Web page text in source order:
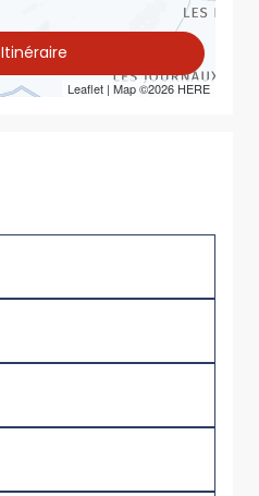
Leaflet | Map ©2026 HERE
Itinéraire